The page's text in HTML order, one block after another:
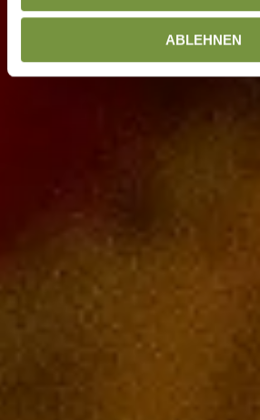
ABLEHNEN